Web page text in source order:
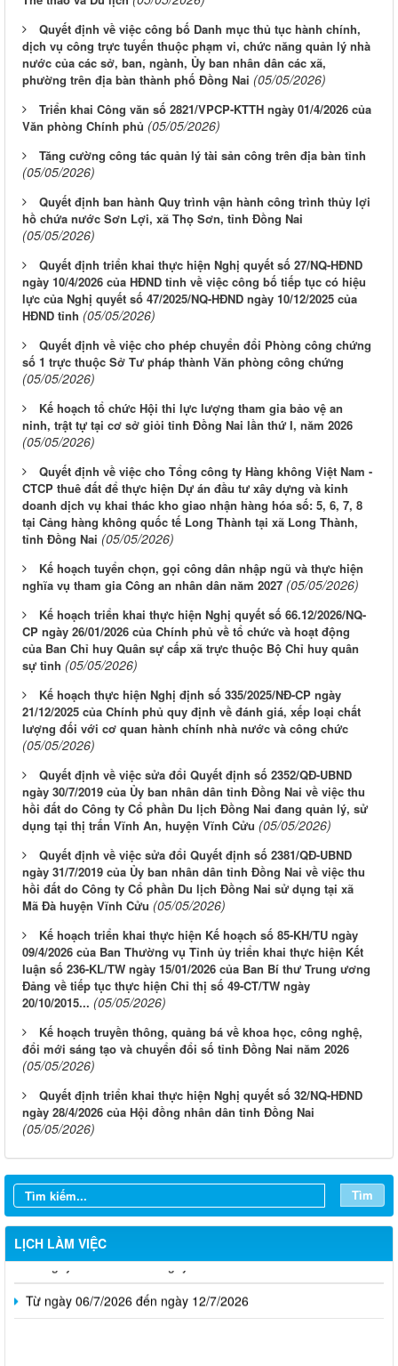
Quyết định về việc công bố Danh mục thủ tục hành chính,
dịch vụ công trực tuyến thuộc phạm vi, chức năng quản lý nhà
nước của các sở, ban, ngành, Ủy ban nhân dân các xã,
phường trên địa bàn thành phố Đồng Nai (05/05/2026)
Triển khai Công văn số 2821/VPCP-KTTH ngày 01/4/2026 của
Văn phòng Chính phủ (05/05/2026)
Tăng cường công tác quản lý tài sản công trên địa bàn tỉnh
(05/05/2026)
Quyết định ban hành Quy trình vận hành công trình thủy lợi
hồ chứa nước Sơn Lợi, xã Thọ Sơn, tỉnh Đồng Nai
(05/05/2026)
Quyết định triển khai thực hiện Nghị quyết số 27/NQ-HĐND
ngày 10/4/2026 của HĐND tỉnh về việc công bố tiếp tục có hiệu
lực của Nghị quyết số 47/2025/NQ-HĐND ngày 10/12/2025 của
HĐND tỉnh (05/05/2026)
Quyết định về việc cho phép chuyển đổi Phòng công chứng
số 1 trực thuộc Sở Tư pháp thành Văn phòng công chứng
(05/05/2026)
Kế hoạch tổ chức Hội thi lực lượng tham gia bảo vệ an
ninh, trật tự tại cơ sở giỏi tỉnh Đồng Nai lần thứ I, năm 2026
(05/05/2026)
Quyết định về việc cho Tổng công ty Hàng không Việt Nam -
CTCP thuê đất để thực hiện Dự án đầu tư xây dựng và kinh
doanh dịch vụ khai thác kho giao nhận hàng hóa số: 5, 6, 7, 8
tại Cảng hàng không quốc tế Long Thành tại xã Long Thành,
tỉnh Đồng Nai (05/05/2026)
Kế hoạch tuyển chọn, gọi công dân nhập ngũ và thực hiện
nghĩa vụ tham gia Công an nhân dân năm 2027 (05/05/2026)
Kế hoạch triển khai thực hiện Nghị quyết số 66.12/2026/NQ-
CP ngày 26/01/2026 của Chính phủ về tổ chức và hoạt động
của Ban Chỉ huy Quân sự cấp xã trực thuộc Bộ Chỉ huy quân
sự tỉnh (05/05/2026)
Kế hoạch thực hiện Nghị định số 335/2025/NĐ-CP ngày
21/12/2025 của Chính phủ quy định về đánh giá, xếp loại chất
lượng đối với cơ quan hành chính nhà nước và công chức
(05/05/2026)
Quyết định về việc sửa đổi Quyết định số 2352/QĐ-UBND
ngày 30/7/2019 của Ủy ban nhân dân tỉnh Đồng Nai về việc thu
hồi đất do Công ty Cổ phần Du lịch Đồng Nai đang quản lý, sử
dụng tại thị trấn Vĩnh An, huyện Vĩnh Cửu (05/05/2026)
Quyết định về việc sửa đổi Quyết định số 2381/QĐ-UBND
ngày 31/7/2019 của Ủy ban nhân dân tỉnh Đồng Nai về việc thu
hồi đất do Công ty Cổ phần Du lịch Đồng Nai sử dụng tại xã
Mã Đà huyện Vĩnh Cửu (05/05/2026)
Kế hoạch triển khai thực hiện Kế hoạch số 85-KH/TU ngày
09/4/2026 của Ban Thường vụ Tỉnh ủy triển khai thực hiện Kết
luận số 236-KL/TW ngày 15/01/2026 của Ban Bí thư Trung ương
Đảng về tiếp tục thực hiện Chỉ thị số 49-CT/TW ngày
20/10/2015... (05/05/2026)
Kế hoạch truyền thông, quảng bá về khoa học, công nghệ,
đổi mới sáng tạo và chuyển đổi số tỉnh Đồng Nai năm 2026
(05/05/2026)
Quyết định triển khai thực hiện Nghị quyết số 32/NQ-HĐND
ngày 28/4/2026 của Hội đồng nhân dân tỉnh Đồng Nai
(05/05/2026)
Tìm
LỊCH LÀM VIỆC
Từ ngày 27/7/2026 đến ngày 02/8/2026
Từ ngày 20/7/2026 đến ngày 26/7/2026
Từ ngày 13/7/2026 đến ngày 18/7/2026
Từ ngày 06/7/2026 đến ngày 12/7/2026